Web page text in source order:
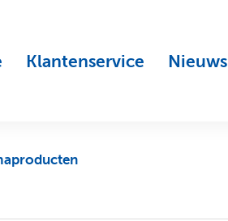
Klantenservice Nieuws